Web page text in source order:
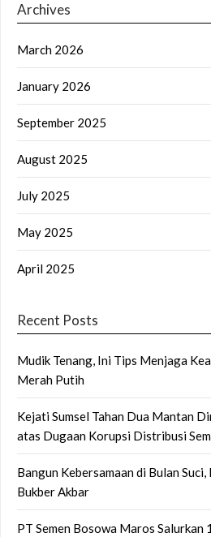
Archives
March 2026
January 2026
September 2025
August 2025
July 2025
May 2025
April 2025
Recent Posts
Mudik Tenang, Ini Tips Menjaga
Merah Putih
Kejati Sumsel Tahan Dua Mantan
atas Dugaan Korupsi Distribusi
Bangun Kebersamaan di Bulan
Bukber Akbar
PT Semen Bosowa Maros Salurkan